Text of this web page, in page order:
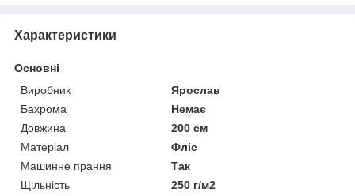
Характеристики
Основні
Виробник
Ярослав
Бахрома
Немає
Довжина
200 см
Матеріал
Фліс
Машинне прання
Так
Щільність
250 г/м2